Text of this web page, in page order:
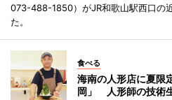
073-488-1850）がJR和歌山駅西口の
た。
食べる
海南の人形店に夏限
岡」 人形師の技術